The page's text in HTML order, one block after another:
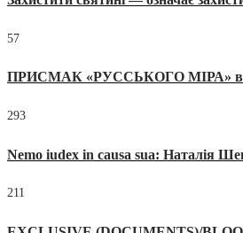
57
ПРИСМАК «РУССЬКОГО МІРА» в ПЦУ:
293
Nemo iudex in causa sua: Наталія
211